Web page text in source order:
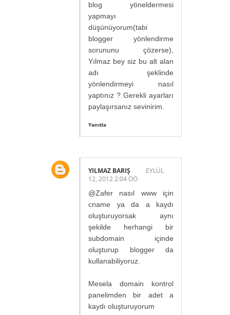
blog yöneldermesi
yapmayı
düşünüyorum(tabi
blogger yönlendirme
sorununu çözerse),
Yılmaz bey siz bu alt alan
adı şeklinde
yönlendirmeyi nasıl
yaptınız ? Gerekli ayarları
paylaşırsanız sevinirim.
Yanıtla
YILMAZ BARIŞ
EYLÜL
12, 2012 2:04 ÖÖ
@Zafer nasıl www için
cname ya da a kaydı
oluşturuyorsak aynı
şekilde herhangi bir
subdomain içinde
oluşturup blogger da
kullanabiliyoruz.
Mesela domain kontrol
panelimden bir adet a
kaydı oluşturuyorum